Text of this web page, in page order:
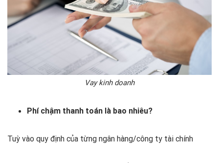
Vay kinh doanh
Phí chậm thanh toán là bao nhiêu?
Tuỳ vào quy định của từng ngân hàng/công ty tài chính